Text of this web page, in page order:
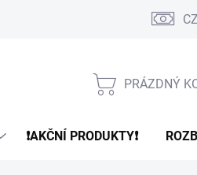
PRÁZDNÝ
❗️AKČNÍ PRODUKTY❗️